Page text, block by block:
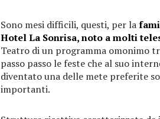
Sono mesi difficili, questi, per la
Hotel La Sonrisa, noto a molti
Teatro di un programma omonimo
passo passo le feste che al suo
diventato una delle mete preferite
importanti.